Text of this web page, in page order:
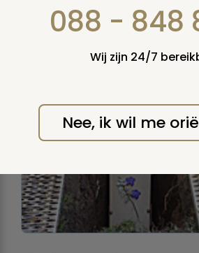
teraardebestelling
088 - 848
Wij zijn 24/7
Nee, ik wil me